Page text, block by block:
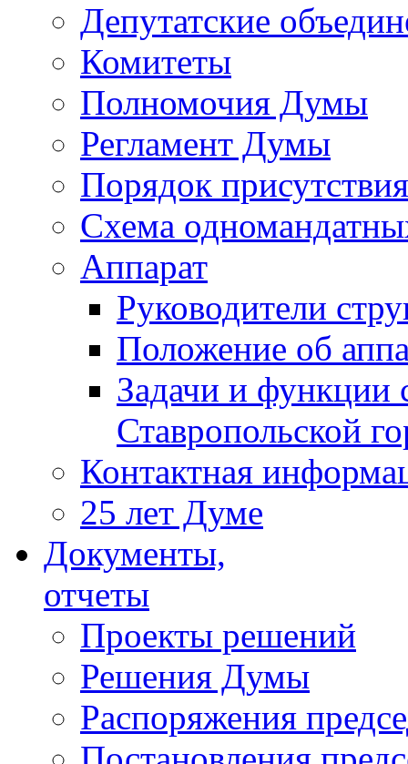
Депутатские
Комитеты
Полномочия Думы
Регламент Думы
Порядок
Схема
Аппарат
Руководители
Положение об
Задачи и функции
Ставропольской
Контактная
25 лет Думе
Документы,
отчеты
Проекты решений
Решения Думы
Распоряжения